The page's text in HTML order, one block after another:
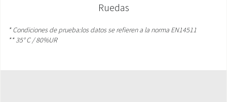
Ruedas
* Condiciones de prueba:los datos se refieren a la norma EN14511
** 35° C / 80%UR